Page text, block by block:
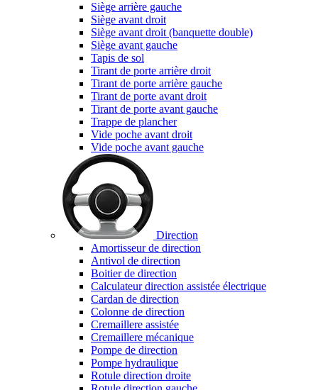
Siège arrière gauche
Siège avant droit
Siège avant droit (banquette double)
Siège avant gauche
Tapis de sol
Tirant de porte arrière droit
Tirant de porte arrière gauche
Tirant de porte avant droit
Tirant de porte avant gauche
Trappe de plancher
Vide poche avant droit
Vide poche avant gauche
Direction
Amortisseur de direction
Antivol de direction
Boitier de direction
Calculateur direction assistée électrique
Cardan de direction
Colonne de direction
Cremaillere assistée
Cremaillere mécanique
Pompe de direction
Pompe hydraulique
Rotule direction droite